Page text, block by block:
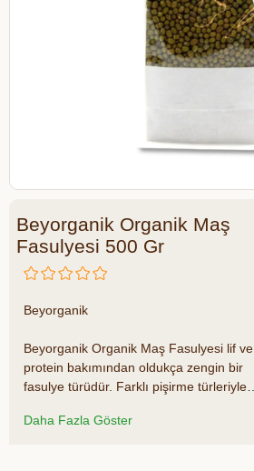
Beyorganik Organik Maş
Fasulyesi 500 Gr
Beyorganik
Beyorganik Organik Maş Fasulyesi lif ve
protein bakımından oldukça zengin bir
fasulye türüdür. Farklı pişirme türleriyle
veya çorbalarınızın içine ekleyebilir ya da
Daha Fazla Göster